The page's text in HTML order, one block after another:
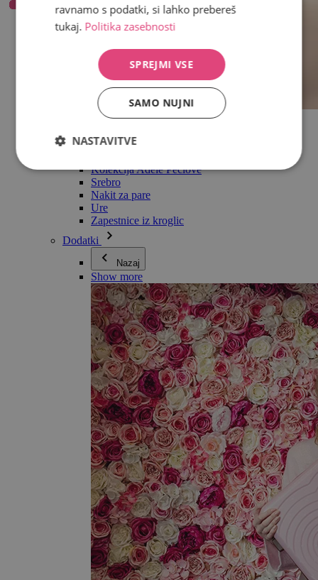
Vse v kategoriji Nakit
Zapestnice
Kolekcija Adéle Pečlové
Srebro
Nakit za pare
Ure
Zapestnice iz kroglic
Dodatki
Nazaj
Show more
ravnamo s podatki, si lahko prebereš
tukaj. Politika zasebnosti
SPREJMI VSE
SAMO NUJNI
NASTAVITVE